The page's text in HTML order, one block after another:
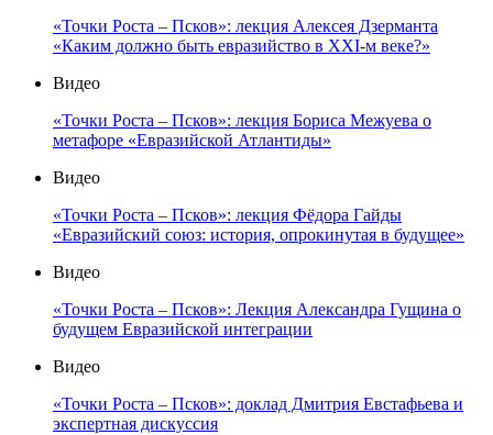
«Точки Роста – Псков»: лекция Алексея Дзерманта
«Каким должно быть евразийство в XXI-м веке?»
Видео
«Точки Роста – Псков»: лекция Бориса Межуева о
метафоре «Евразийской Атлантиды»
Видео
«Точки Роста – Псков»: лекция Фёдора Гайды
«Евразийский союз: история, опрокинутая в будущее»
Видео
«Точки Роста – Псков»: Лекция Александра Гущина о
будущем Евразийской интеграции
Видео
«Точки Роста – Псков»: доклад Дмитрия Евстафьева и
экспертная дискуссия